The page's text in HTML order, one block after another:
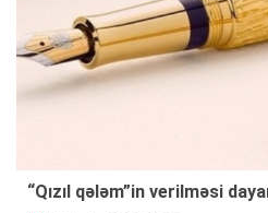
“Qızıl qələm”in verilməsi